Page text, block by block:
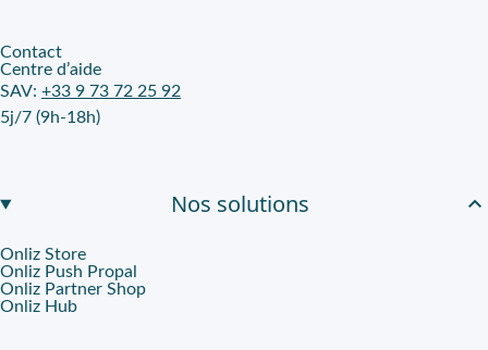
Contact
Centre d’aide
SAV: +33 9 73 72 25 92
5j/7 (9h-18h)
Nos solutions
Onliz Store
Onliz Push Propal
Onliz Partner Shop
Onliz Hub